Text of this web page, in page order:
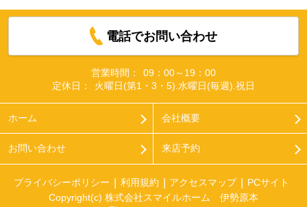
電話でお問い合わせ
営業時間：
09：00～19：00
定休日：
火曜日(第1・3・5).水曜日(毎週).祝日
ホーム 会社概要
お問い合わせ 来店予約
プライバシーポリシー 利用規約 アクセスマップ
PCサイト
Copyright(c) 株式会社スマイルホーム 伊勢原本